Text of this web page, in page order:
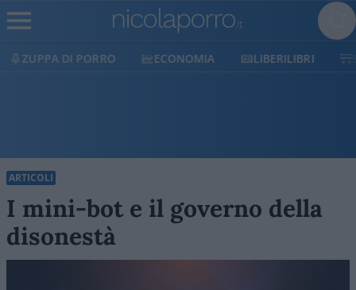
ECONOMIA LIBERILIBRI SHOP SOSTIENICI
ARTICOLI
I mini-bot e il governo della
disonestà